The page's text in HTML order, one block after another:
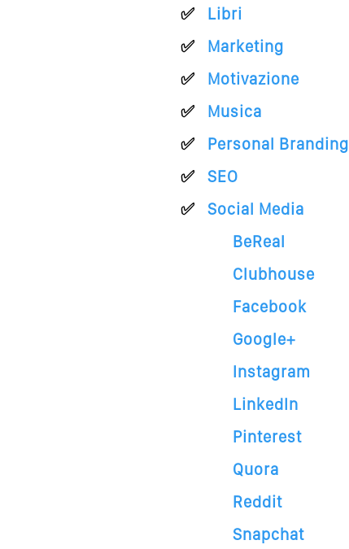
Libri
Marketing
Motivazione
Musica
Personal Branding
SEO
Social Media
BeReal
Clubhouse
Facebook
Google+
Instagram
LinkedIn
Pinterest
Quora
Reddit
Snapchat